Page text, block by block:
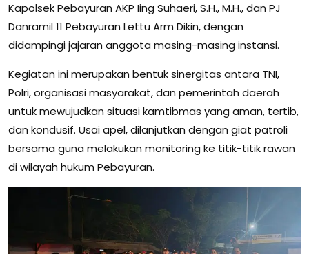
Kapolsek Pebayuran AKP Iing Suhaeri, S.H., M.H., dan PJ
Danramil 11 Pebayuran Lettu Arm Dikin, dengan
didampingi jajaran anggota masing-masing instansi.
Kegiatan ini merupakan bentuk sinergitas antara TNI,
Polri, organisasi masyarakat, dan pemerintah daerah
untuk mewujudkan situasi kamtibmas yang aman, tertib,
dan kondusif. Usai apel, dilanjutkan dengan giat patroli
bersama guna melakukan monitoring ke titik-titik rawan
di wilayah hukum Pebayuran.